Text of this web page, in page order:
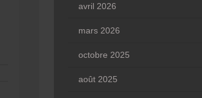
avril 2026
mars 2026
octobre 2025
août 2025